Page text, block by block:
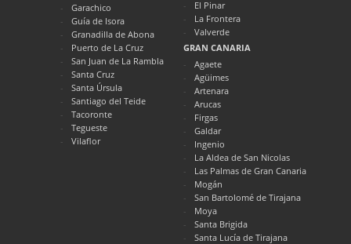
Garachico
Guía de Isora
Granadilla de Abona
Puerto de La Cruz
San Juan de La Rambla
Santa Cruz
Santa Úrsula
Santiago del Teide
Tacoronte
Tegueste
Vilaflor
El Pinar
La Frontera
Valverde
GRAN CANARIA
Agaete
Agüimes
Artenara
Arucas
Firgas
Galdar
Ingenio
La Aldea de San Nicolas
Las Palmas de Gran Canaria
Mogán
San Bartolomé de Tirajana
Moya
Santa Brigida
Santa Lucía de Tirajana